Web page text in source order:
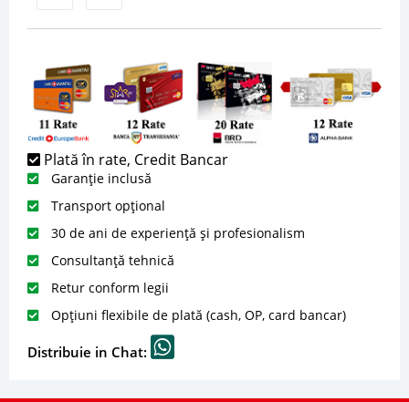
Plată în rate, Credit Bancar
Garanție inclusă
Transport opțional
30 de ani de experiență și profesionalism
Consultanță tehnică
Retur conform legii
Opțiuni flexibile de plată (cash, OP, card bancar)
Distribuie in Chat: